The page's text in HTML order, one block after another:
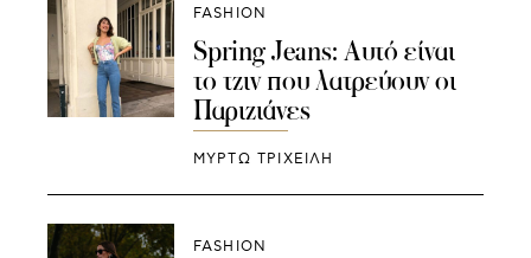
FASHION
Spring Jeans: Aυτό είναι
το τζιν που λατρεύουν οι
Παριζιάνες
ΜΥΡΤΩ ΤΡΙΧΕΙΛΗ
FASHION